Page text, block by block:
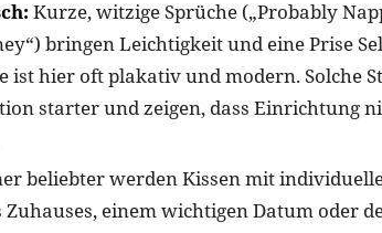
Kurze, witzige Sprüche („Probably
bringen Leichtigkeit und eine Prise
ist hier oft plakativ und modern. Solche
starter und zeigen, dass Einrichtung
beliebter werden Kissen mit
Zuhauses, einem wichtigen Datum oder